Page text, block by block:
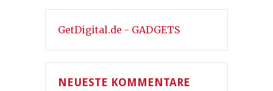
GetDigital.de - GADGETS
NEUESTE KOMMENTARE